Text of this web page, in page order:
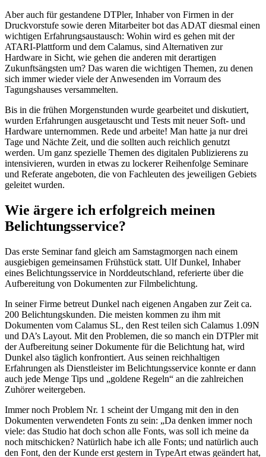
Aber auch für gestandene DTPler, Inhaber von Firmen in der
Druckvorstufe sowie deren Mitarbeiter bot das ADAT diesmal einen
wichtigen Erfahrungsaustausch: Wohin wird es gehen mit der
ATARI-Plattform und dem Calamus, sind Alternativen zur
Hardware in Sicht, wie gehen die anderen mit derartigen
Zukunftsängsten um? Das waren die wichtigen Themen, zu denen
sich immer wieder viele der Anwesenden im Vorraum des
Tagungshauses versammelten.
Bis in die frühen Morgenstunden wurde gearbeitet und diskutiert,
wurden Erfahrungen ausgetauscht und Tests mit neuer Soft- und
Hardware unternommen. Rede und arbeite! Man hatte ja nur drei
Tage und Nächte Zeit, und die sollten auch reichlich genutzt
werden. Um ganz spezielle Themen des digitalen Publizierens zu
intensivieren, wurden in etwas zu lockerer Reihenfolge Seminare
und Referate angeboten, die von Fachleuten des jeweiligen Gebiets
geleitet wurden.
Wie ärgere ich erfolgreich meinen
Belichtungsservice?
Das erste Seminar fand gleich am Samstagmorgen nach einem
ausgiebigen gemeinsamen Frühstück statt. Ulf Dunkel, Inhaber
eines Belichtungsservice in Norddeutschland, referierte über die
Aufbereitung von Dokumenten zur Filmbelichtung.
In seiner Firme betreut Dunkel nach eigenen Angaben zur Zeit ca.
200 Belichtungskunden. Die meisten kommen zu ihm mit
Dokumenten vom Calamus SL, den Rest teilen sich Calamus 1.09N
und DA’s Layout. Mit den Problemen, die so manch ein DTPler mit
der Aufbereitung seiner Dokumente für die Belichtung hat, wird
Dunkel also täglich konfrontiert. Aus seinen reichhaltigen
Erfahrungen als Dienstleister im Belichtungsservice konnte er dann
auch jede Menge Tips und „goldene Regeln“ an die zahlreichen
Zuhörer weitergeben.
Immer noch Problem Nr. 1 scheint der Umgang mit den in den
Dokumenten verwendeten Fonts zu sein: „Da denken immer noch
viele: das Studio hat doch schon alle Fonts, was soll ich meine da
noch mitschicken? Natürlich habe ich alle Fonts; und natürlich auch
den Font, den der Kunde erst gestern in TypeArt etwas geändert hat,